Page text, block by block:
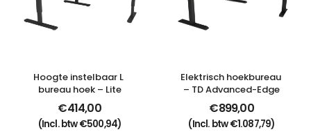
Hoogte instelbaar L
bureau hoek – Lite
€414,00
(Incl. btw€500,94)
Elektrisch hoekbureau
– TD Advanced-Edge
€899,00
(Incl. btw€1.087,79)